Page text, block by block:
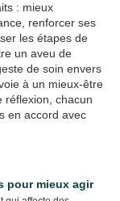
: mieux
renforcer ses
les étapes de
un aveu de
de soin envers
à un mieux-être
réflexion, chacun
en accord avec
pour mieux agir